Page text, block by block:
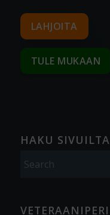
LAHJOITA
TULE MUKAAN
HAKU SIVUILTA